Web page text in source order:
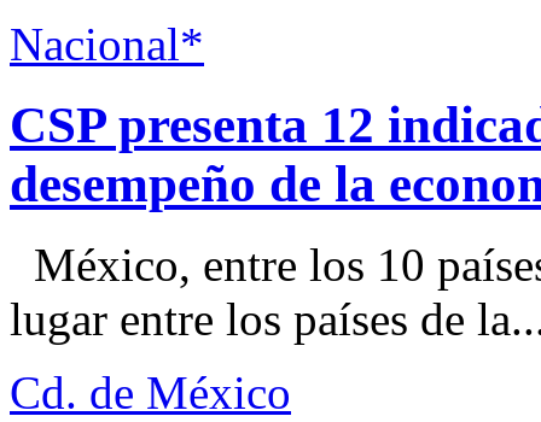
Nacional*
CSP presenta 12
desempeño de la
México, entre los 10
lugar entre los países de
Cd. de México